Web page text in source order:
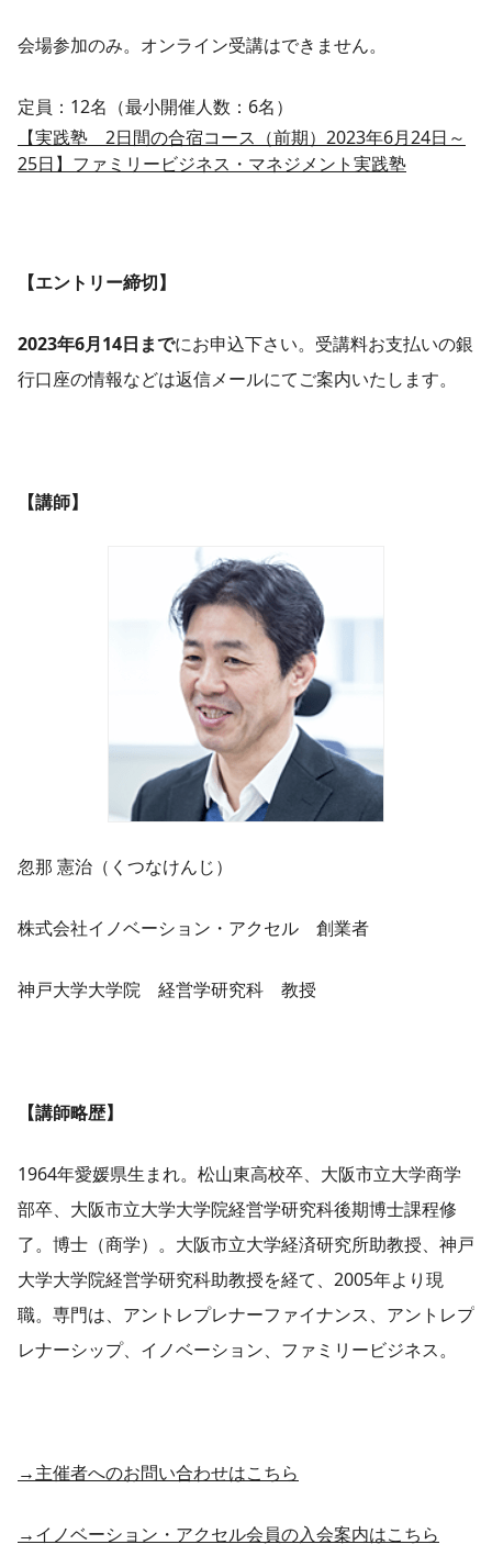
会場参加のみ。オンライン受講はできません。
定員：12名（最小開催人数：6名）
【実践塾 2日間の合宿コース（前期）2023年6月24日～
25日】ファミリービジネス・マネジメント実践塾
【エントリー締切】
2023年6月14日までにお申込下さい。受講料お支払いの銀
行口座の情報などは返信メールにてご案内いたします。
【講師】
忽那 憲治（くつなけんじ）
株式会社イノベーション・アクセル 創業者
神戸大学大学院 経営学研究科 教授
【講師略歴】
1964年愛媛県生まれ。松山東高校卒、大阪市立大学商学
部卒、大阪市立大学大学院経営学研究科後期博士課程修
了。博士（商学）。大阪市立大学経済研究所助教授、神戸
大学大学院経営学研究科助教授を経て、2005年より現
職。専門は、アントレプレナーファイナンス、アントレプ
レナーシップ、イノベーション、ファミリービジネス。
→主催者へのお問い合わせはこちら
→イノベーション・アクセル会員の入会案内はこちら